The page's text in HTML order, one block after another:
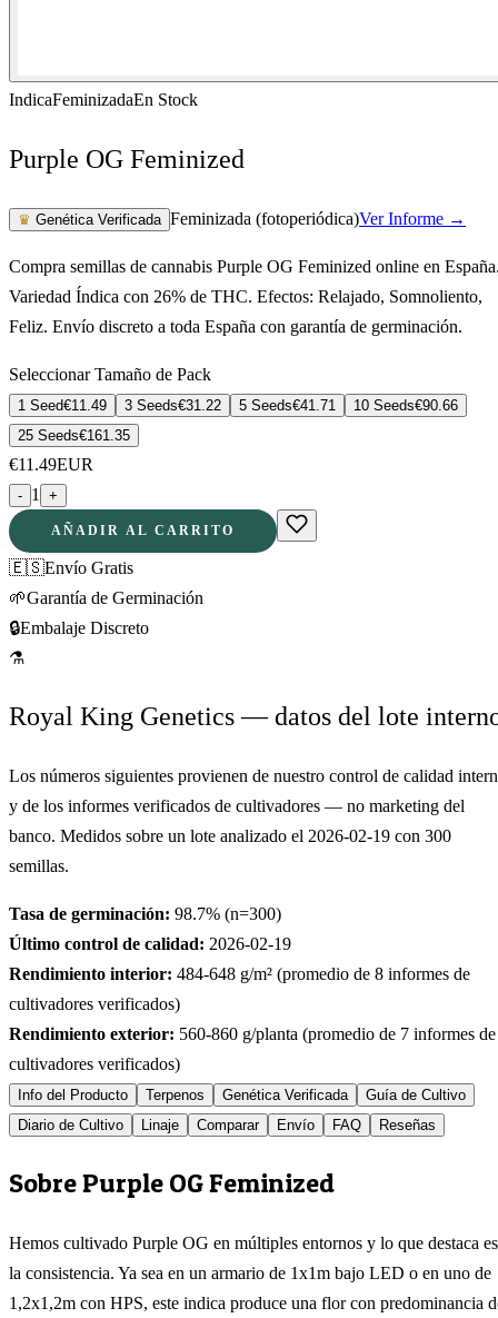
IndicaFeminizadaEn Stock
Purple OG Feminized
♛ Genética Verificada Feminizada (fotoperiódica)Ver Informe →
Compra semillas de cannabis Purple OG Feminized online en
Variedad Índica con 26% de THC. Efectos: Relajado, Somnoliento,
Feliz. Envío discreto a toda España con garantía de germinación.
Seleccionar Tamaño de Pack
1 Seed€11.49 3 Seeds€31.22 5 Seeds€41.71 10 Seeds€90.66
25 Seeds€161.35
€11.49EUR
- 1 +
AÑADIR AL CARRITO
🇪🇸Envío Gratis
🌱Garantía de Germinación
🔒Embalaje Discreto
⚗
Royal King Genetics — datos del lote
Los números siguientes provienen de nuestro control de calidad
y de los informes verificados de cultivadores — no marketing del
banco. Medidos sobre un lote analizado el 2026-02-19 con 300
semillas.
Tasa de germinación: 98.7% (n=300)
Último control de calidad: 2026-02-19
Rendimiento interior: 484-648 g/m² (promedio de 8 informes de
cultivadores verificados)
Rendimiento exterior: 560-860 g/planta (promedio de 7 informes de
cultivadores verificados)
Info del Producto Terpenos Genética Verificada
Guía de Cultivo
Diario de Cultivo
Linaje Comparar Envío FAQ Reseñas
Sobre Purple OG Feminized
Hemos cultivado Purple OG en múltiples entornos y lo que destaca es
la consistencia. Ya sea en un armario de 1x1m bajo LED o en uno de
1,2x1,2m con HPS, este indica produce una flor con predominancia